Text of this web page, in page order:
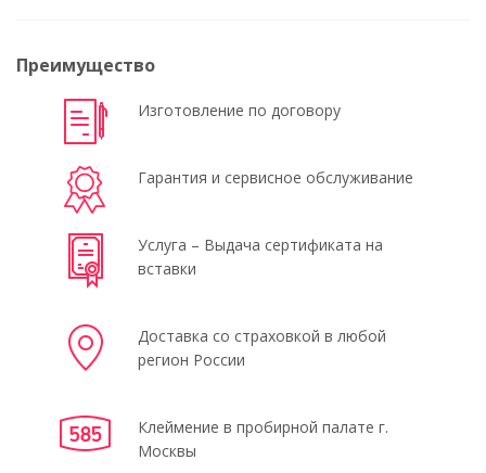
Преимущество
Изготовление по договору
Гарантия и сервисное обслуживание
Услуга – Выдача сертификата на
вставки
Доставка со страховкой в любой
регион России
Клеймение в пробирной палате г.
Москвы